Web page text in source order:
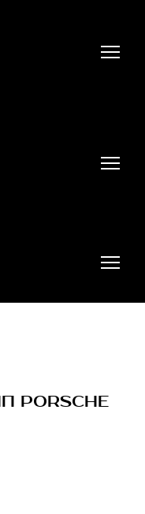
PORSCHE